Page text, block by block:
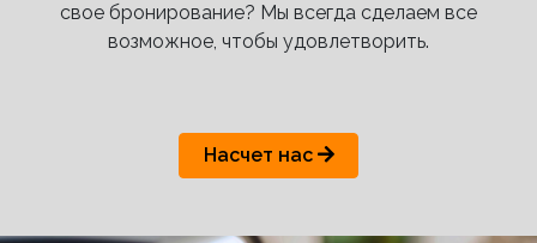
свое бронирование? Мы всегда сделаем все
возможное, чтобы удовлетворить.
Насчет нас